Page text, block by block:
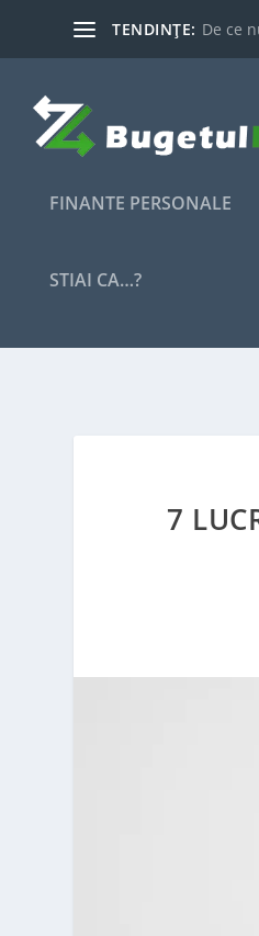
TENDINȚE: De ce
FINANTE PERSONALE
STIAI CA…?
7